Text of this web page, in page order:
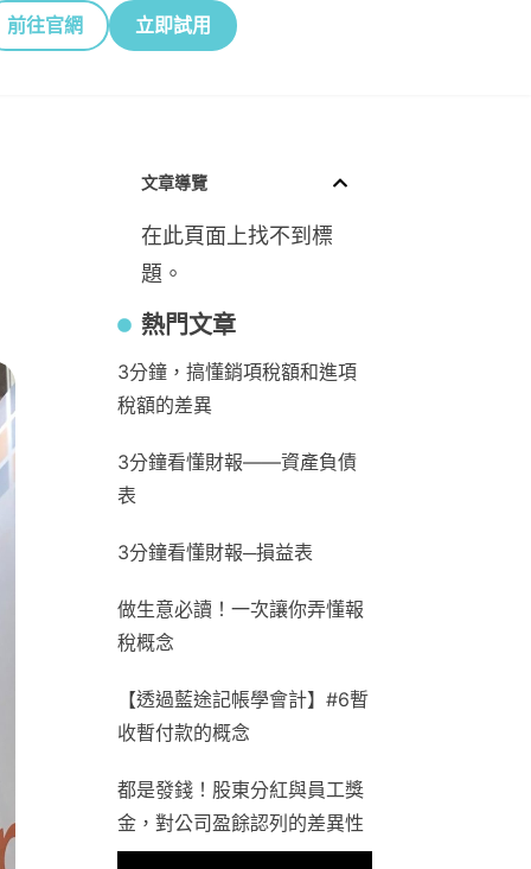
前往官網 立即試用
文章導覽
在此頁面上找不到標
題。
熱門文章
3分鐘，搞懂銷項稅額和進項
稅額的差異
3分鐘看懂財報——資產負債
表
3分鐘看懂財報─損益表
做生意必讀！一次讓你弄懂報
稅概念
【透過藍途記帳學會計】#6暫
收暫付款的概念
都是發錢！股東分紅與員工獎
金，對公司盈餘認列的差異性